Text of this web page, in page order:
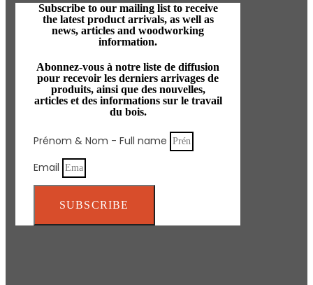
Subscribe to our mailing list to receive
the latest product arrivals, as well as
news, articles and woodworking
information.
Abonnez-vous à notre liste de diffusion
pour recevoir les derniers arrivages de
produits, ainsi que des nouvelles,
articles et des informations sur le travail
du bois.
Prénom & Nom - Full name
Email
SUBSCRIBE